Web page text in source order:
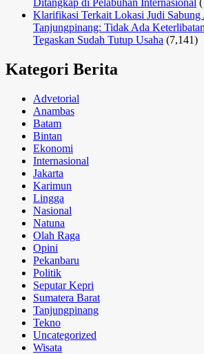
Klarifikasi Terkait Lokasi Judi
Tanjungpinang: Tidak Ada
Tegaskan Sudah Tutup Usaha (7,141)
Kategori Berita
Advetorial
Anambas
Batam
Bintan
Ekonomi
Internasional
Jakarta
Karimun
Lingga
Nasional
Natuna
Olah Raga
Opini
Pekanbaru
Politik
Seputar Kepri
Sumatera Barat
Tanjungpinang
Tekno
Uncategorized
Wisata